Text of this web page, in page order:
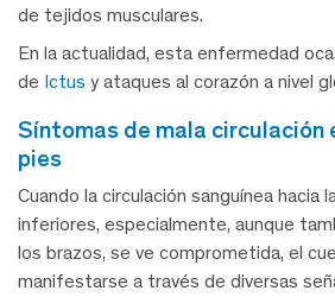
de tejidos musculares.
En la actualidad, esta enfermedad
de Ictus y ataques al corazón a nivel
síntomas de mala circulación en las piernas y
pies
Cuando la circulación sanguínea hacia
inferiores, especialmente, aunque
los brazos, se ve comprometida, el
manifestarse a través de diversas